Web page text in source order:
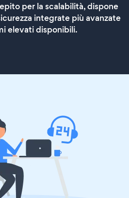
per la scalabilità, dispone
integrate più avanzate
elevati disponibili.